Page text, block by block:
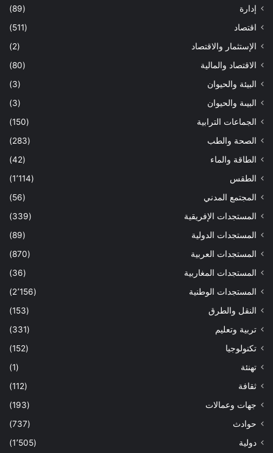
إدارة
(89)
اقتصاد
(511)
الإستثمار والاقتصاد
(2)
الاقتصاد والمالية
(80)
البيئة والحيوان
(3)
البيىة والحيوان
(3)
الجماعات الترابية
(150)
الصحة والطب
(283)
الطاقة والماء
(42)
الطقس
(1٬114)
المجتمع المدني
(56)
المستجدات الإفريقية
(339)
المستجدات الدولية
(89)
المستجدات العربية
(870)
المستجدات المغاربية
(36)
المستجدات الوطنية
(2٬156)
النقل والطرق
(153)
تربية وتعليم
(331)
تكنولوجيا
(152)
تهنئة
(1)
ثقافة
(112)
جهات وعمالات
(193)
حوادث
(737)
دولية
(1٬505)